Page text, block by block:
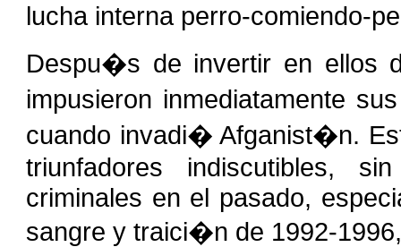
lucha interna perro-comiendo-
Despu�s de invertir en ellos
impusieron inmediatamente
cuando invadi� Afganist�n.
triunfadores indiscutibles,
criminales en el pasado,
sangre y traici�n de 1992-